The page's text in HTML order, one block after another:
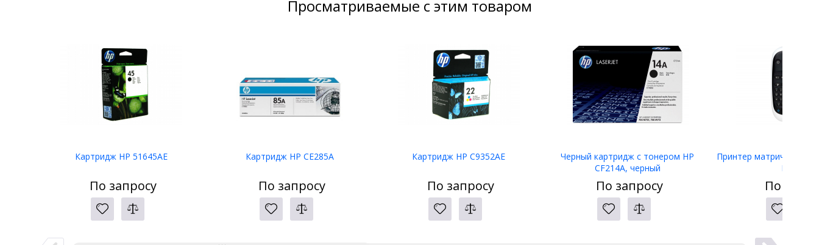
Просматриваемые с этим товаром
Картридж HP 51645AE
По запросу
Картридж HP CE285A
По запросу
Картридж HP C9352AE
По запросу
Черный картридж с тонером HP
CF214A, черный
По запросу
Принтер матричный
LW-400
По